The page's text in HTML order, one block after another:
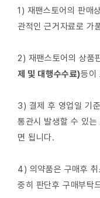
1) 재팬스토어의 판매
관적인 근거자료로 가
2) 재팬스토어의 상품
제 및 대행수수료)등이
3) 결제 후 영업일 기준
통관시 발생할 수 있
면 됩니다.
4) 의약품은 구매후
중히 판단후 구매부탁